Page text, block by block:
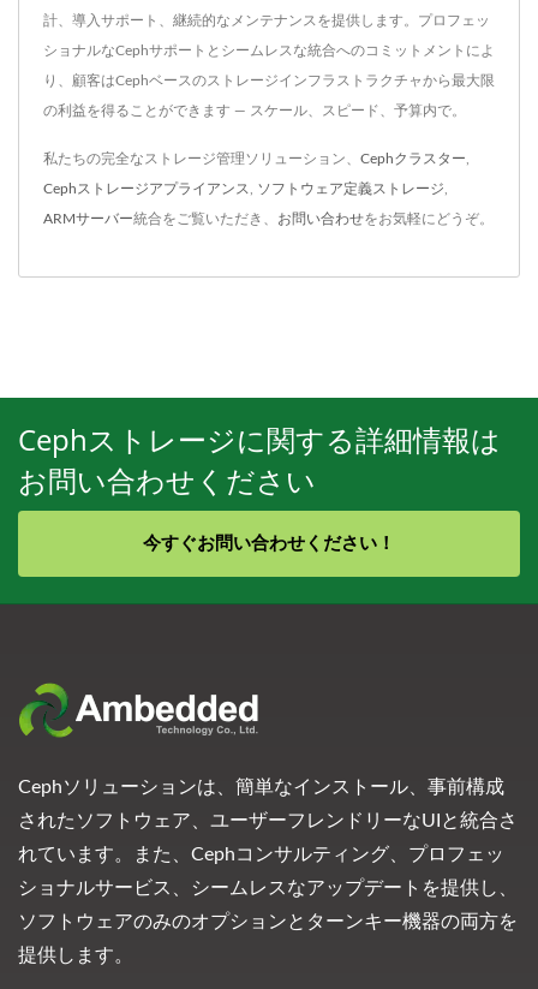
計、導入サポート、継続的なメンテナンスを提供します。プロフェッ
ショナルなCephサポートとシームレスな統合へのコミットメントによ
り、顧客はCephベースのストレージインフラストラクチャから最大限
の利益を得ることができます — スケール、スピード、予算内で。
私たちの完全なストレージ管理ソリューション、 Cephクラスター
Cephストレージアプライアンス ソフトウェア定義ストレージ
ARMサーバー統合をご覧いただき、 お問い合わせをお気軽にどうぞ。
Cephストレージに関する詳細情報は
お問い合わせください
今すぐお問い合わせください！
Cephソリューションは、簡単なインストール、事前構成
されたソフトウェア、ユーザーフレンドリーなUIと統合さ
れています。また、Cephコンサルティング、プロフェッ
ショナルサービス、シームレスなアップデートを提供し、
ソフトウェアのみのオプションとターンキー機器の両方を
提供します。